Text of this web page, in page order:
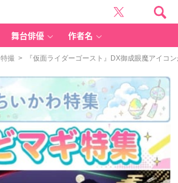
舞台俳優 作者名
特撮 > 『仮面ライダーゴースト』DX御成眼魔アイコ